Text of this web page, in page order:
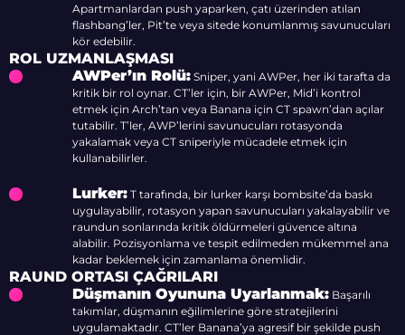
Apartmanlardan push yaparken, çatı üzerinden atılan
flashbang’ler, Pit’te veya sitede konumlanmış savunucuları
kör edebilir.
ROL UZMANLAŞMASI
AWPer’ın Rolü: Sniper, yani AWPer, her iki tarafta da
kritik bir rol oynar. CT’ler için, bir AWPer, Mid’i kontrol
etmek için Arch’tan veya Banana için CT spawn’dan açılar
tutabilir. T’ler, AWP’lerini savunucuları rotasyonda
yakalamak veya CT sniperiyle mücadele etmek için
kullanabilirler.
Lurker: T tarafında, bir lurker karşı bombsite’da baskı
uygulayabilir, rotasyon yapan savunucuları yakalayabilir ve
raundun sonlarında kritik öldürmeleri güvence altına
alabilir. Pozisyonlama ve tespit edilmeden mükemmel ana
kadar beklemek için zamanlama önemlidir.
RAUND ORTASI ÇAĞRILARI
Düşmanın Oyununa Uyarlanmak: Başarılı
takımlar, düşmanın eğilimlerine göre stratejilerini
uygulamaktadır. CT’ler Banana’ya agresif bir şekilde push